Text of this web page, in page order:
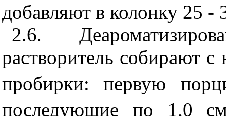
добавляют в колонку 25 -
2.6.
растворитель собирают
пробирки: первую
последующие по 1,0